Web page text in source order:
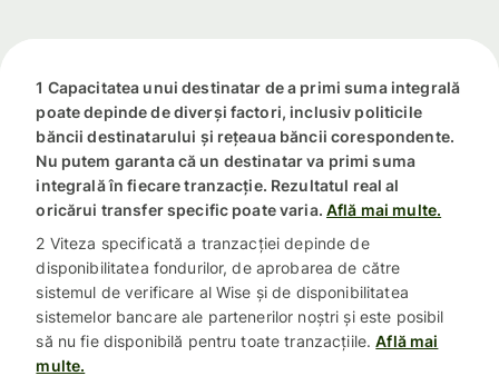
1 Capacitatea unui destinatar de a primi suma integrală
poate depinde de diverși factori, inclusiv politicile
băncii destinatarului și rețeaua băncii corespondente.
Nu putem garanta că un destinatar va primi suma
integrală în fiecare tranzacție. Rezultatul real al
oricărui transfer specific poate varia. Află mai multe.
2 Viteza specificată a tranzacției depinde de
disponibilitatea fondurilor, de aprobarea de către
sistemul de verificare al Wise și de disponibilitatea
sistemelor bancare ale partenerilor noștri și este posibil
să nu fie disponibilă pentru toate tranzacțiile. Află mai
multe.